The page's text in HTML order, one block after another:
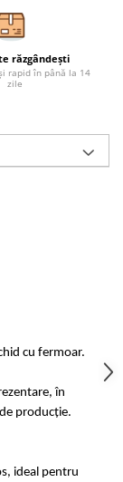
răzgândești
rapid în până la 14
zile
cu fermoar.
în
producție.
ideal pentru